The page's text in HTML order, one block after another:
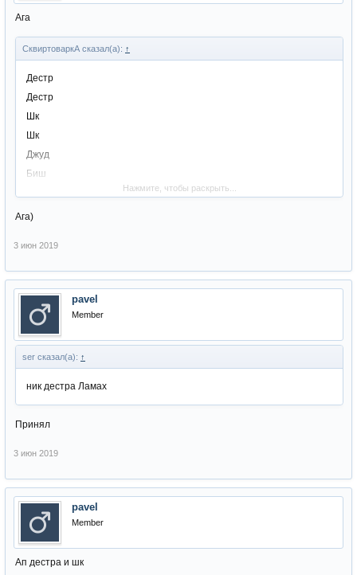
Ага
СквиртоваркА сказал(а): ↑
Дестр
Дестр
Шк
Шк
Джуд
Биш
Бро но тут 6 я 6 раз перещитал на вход к заку самое оно 6 на 6 ==
Нажмите, чтобы раскрыть...
Ага)
3 июн 2019
pavel
Member
ser сказал(а): ↑
ник дестра Ламах
Принял
3 июн 2019
pavel
Member
Ап дестра и шк